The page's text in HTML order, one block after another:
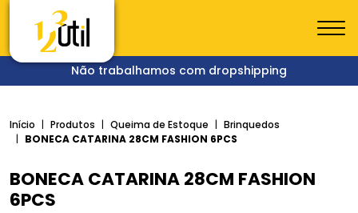
Não trabalhamos com dropshipping
Início Produtos Queima de Estoque
Brinquedos
BONECA CATARINA 28CM FASHION 6PCS
BONECA CATARINA 28CM FASHION
6PCS